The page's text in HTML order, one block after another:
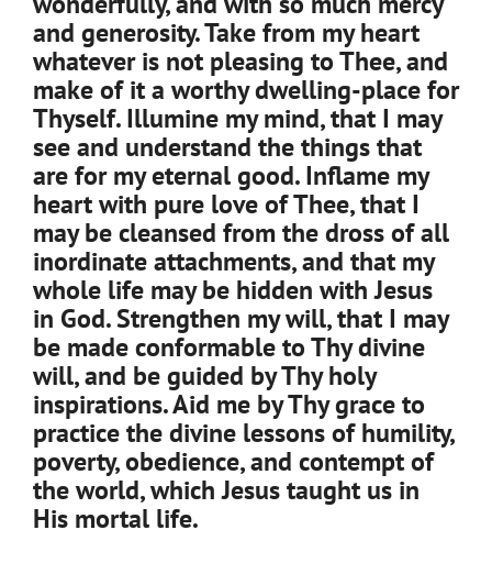
and generosity. Take from my heart
whatever is not pleasing to Thee, and
make of it a worthy dwelling-place for
Thyself. Illumine my mind, that I may
see and understand the things that
are for my eternal good. Inflame my
heart with pure love of Thee, that I
may be cleansed from the dross of all
inordinate attachments, and that my
whole life may be hidden with Jesus
in God. Strengthen my will, that I may
be made conformable to Thy divine
will, and be guided by Thy holy
inspirations. Aid me by Thy grace to
practice the divine lessons of humility,
poverty, obedience, and contempt of
the world, which Jesus taught us in
His mortal life.